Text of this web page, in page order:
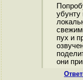
убунту
пух и
они